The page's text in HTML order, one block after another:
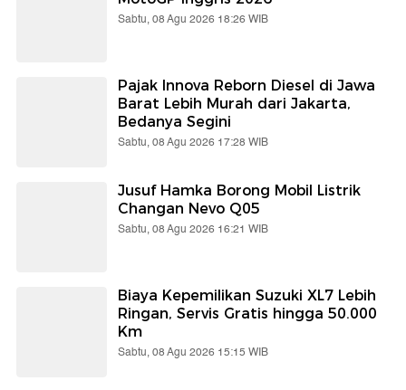
Sabtu, 08 Agu 2026 18:26 WIB
Pajak Innova Reborn Diesel di Jawa
Barat Lebih Murah dari Jakarta,
Bedanya Segini
Sabtu, 08 Agu 2026 17:28 WIB
Jusuf Hamka Borong Mobil Listrik
Changan Nevo Q05
Sabtu, 08 Agu 2026 16:21 WIB
Biaya Kepemilikan Suzuki XL7 Lebih
Ringan, Servis Gratis hingga 50.000
Km
Sabtu, 08 Agu 2026 15:15 WIB